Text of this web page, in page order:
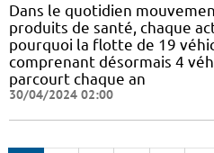
Dans le quotidien
produits de santé, chaque
pourquoi la flotte de 19
comprenant désormais 4
parcourt chaque an
30/04/2024 02:00